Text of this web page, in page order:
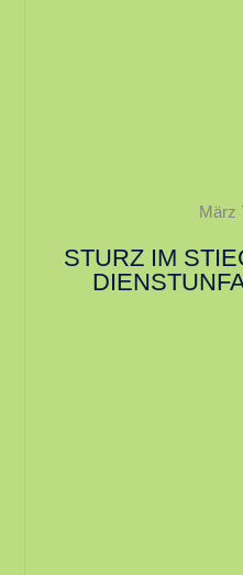
März
STURZ IM